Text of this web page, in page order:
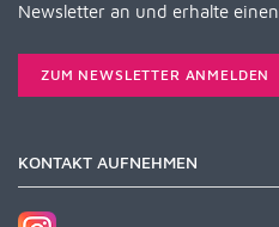
Newsletter an und erhalte einen
ZUM NEWSLETTER ANMELDEN
KONTAKT AUFNEHMEN